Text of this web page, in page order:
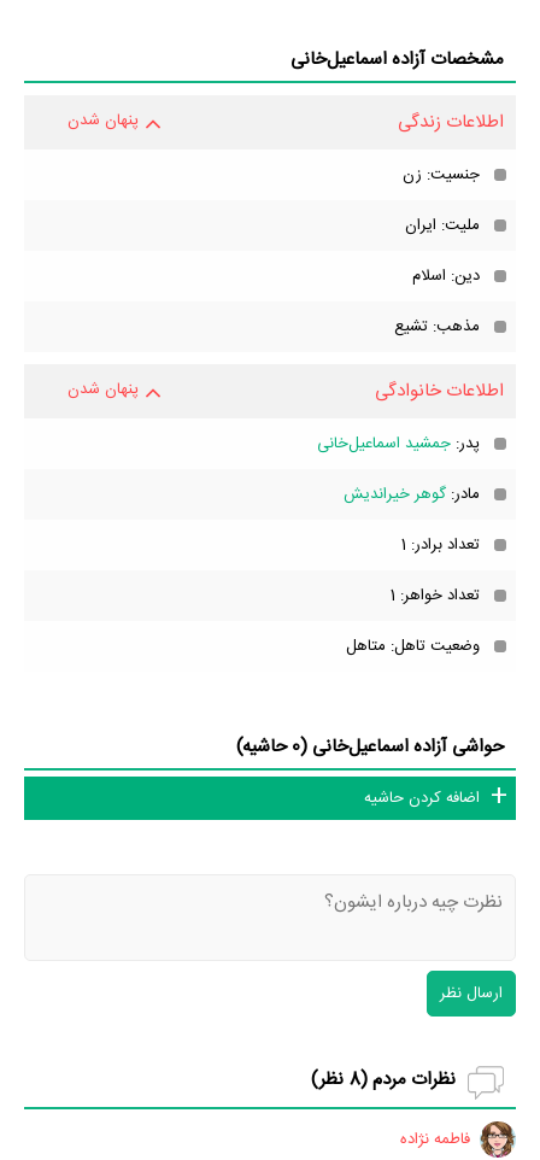
وضعیت تأهل و همسر آزاده اسماعیل‌خانی، فرزندان آزاده اسماعیل‌خانی،
حواشی آزاده اسماعیل‌خانی و کودکی آزاده اسماعیل‌خانی می‌دانید حتما برای
مشخصات آزاده اسماعیل‌خانی
اطلاعات زندگی پنهان شدن
جنسیت: زن
ملیت: ایران
دین: اسلام
مذهب: تشیع
اطلاعات خانوادگی پنهان شدن
پدر: جمشید اسماعیل‌خانی
مادر: گوهر خیراندیش
تعداد برادر: 1
تعداد خواهر: 1
وضعیت تاهل: متاهل
حواشی آزاده اسماعیل‌خانی (0 حاشیه)
اضافه کردن حاشیه
ارسال نظر
نظرات مردم (8 نظر)
فاطمه نژاده